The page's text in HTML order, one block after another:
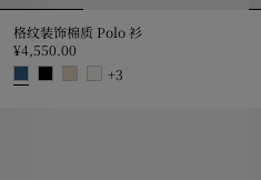
格纹装饰棉质 Polo 衫
¥4,550.00
+3